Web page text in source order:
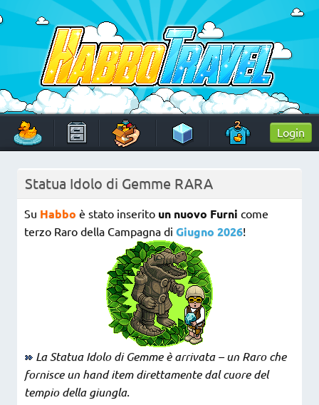
Skip
to
content
HabboTravel
Un viaggio di pixel!
Login
Statua Idolo di Gemme RARA
Su Habbo è stato inserito un nuovo Furni come
terzo Raro della Campagna di Giugno 2026!
La Statua Idolo di Gemme è arrivata – un Raro che
fornisce un hand item direttamente dal cuore del
tempio della giungla.